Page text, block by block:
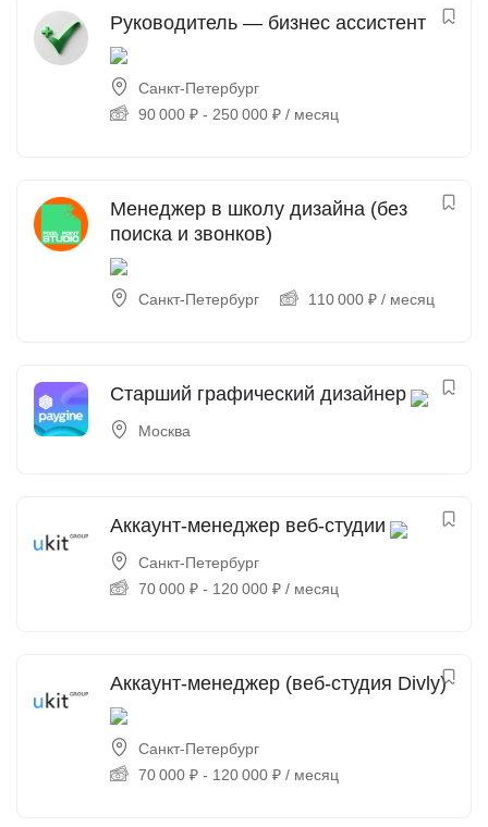
Руководитель — бизнес ассистент
Санкт-Петербург
90 000 ₽ - 250 000 ₽ / месяц
Менеджер в школу дизайна (без
поиска и звонков)
Санкт-Петербург 110 000 ₽ / месяц
Старший графический дизайнер
Москва
Аккаунт-менеджер веб-студии
Санкт-Петербург
70 000 ₽ - 120 000 ₽ / месяц
Аккаунт-менеджер (веб-студия Divly)
Санкт-Петербург
70 000 ₽ - 120 000 ₽ / месяц